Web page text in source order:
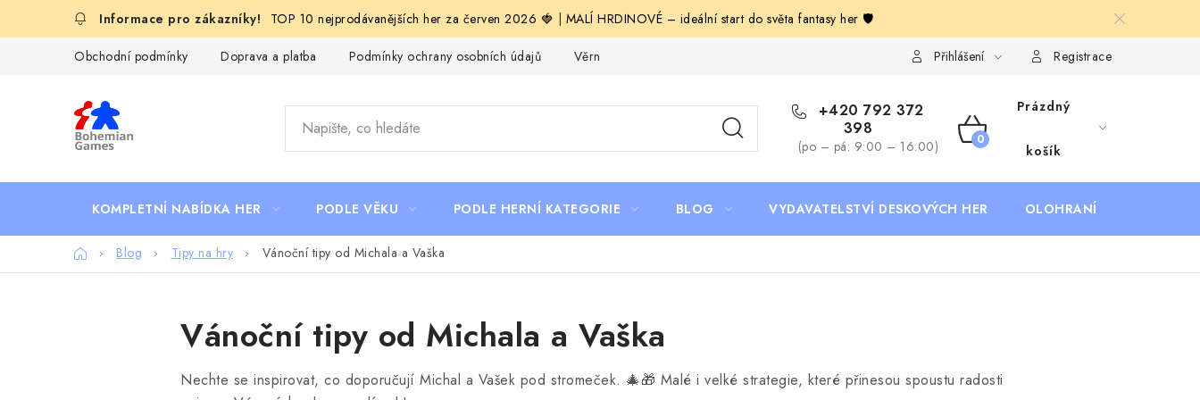
TOP 10 nejprodávanějších her za červen 2026 🍓 MALÍ HRDINOVÉ – ideální start do světa fantasy her 🛡️
Obchodní podmínky Doprava a platba Podmínky ochrany osobních údajů Věrnostní program Staň se bohémem! Deskoherní kluby, DDM, knihovny a jiné zájmové organizace
Přihlášení Registrace
+420 792 372
398
(po – pá: 9:00 – 16:00)
NÁKUPNÍ
Prázdný
košík
KOMPLETNÍ NABÍDKA HER PODLE VĚKU PODLE HERNÍ KATEGORIE BLOG VYDAVATELSTVÍ DESKOVÝCH HER OLOHRANÍ
DomůBlog Tipy na hry Vánoční tipy od Michala a Vaška
Vánoční tipy od Michala a Vaška
Nechte se inspirovat, co doporučují Michal a Vašek pod stromeček. 🎄🎁 Malé i velké strategie, které přinesou spoustu radosti